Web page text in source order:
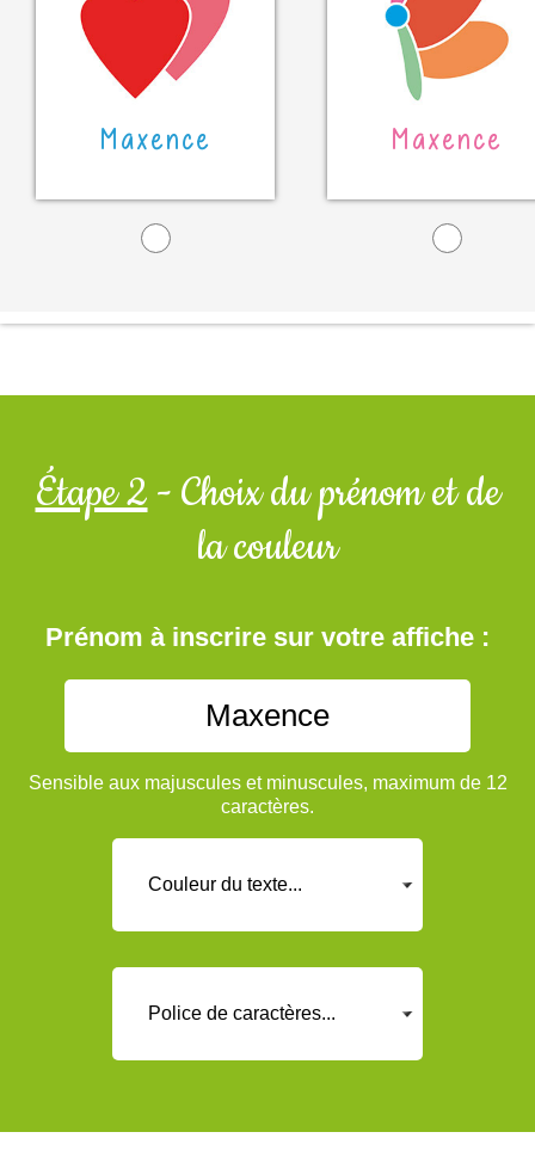
Maxence Maxence
Étape 2- Choix du prénom et de
la couleur
Prénom à inscrire sur votre affiche :
Sensible aux majuscules et minuscules, maximum de 12
caractères.